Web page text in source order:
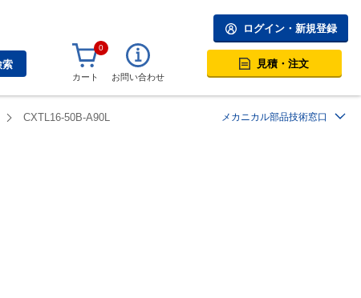
索
ログイン・新規登録
0
カート お問い合わせ
見積・注文
CXTL16-50B-A90L メカニカル部品技術窓口